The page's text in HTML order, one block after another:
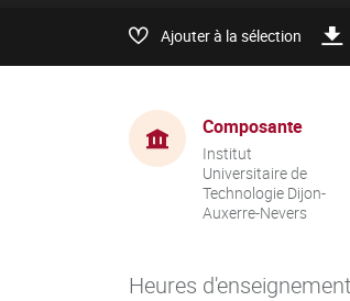
Ajouter à la sélection
Composante
Institut
Universitaire de
Technologie Dijon-
Auxerre-Nevers
Heures d'enseignement